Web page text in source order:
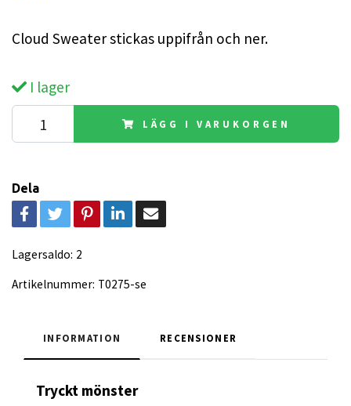
Cloud Sweater stickas uppifrån och ner.
I lager
LÄGG I VARUKORGEN
Dela
Lagersaldo: 2
Artikelnummer: T0275-se
INFORMATION RECENSIONER
Tryckt mönster